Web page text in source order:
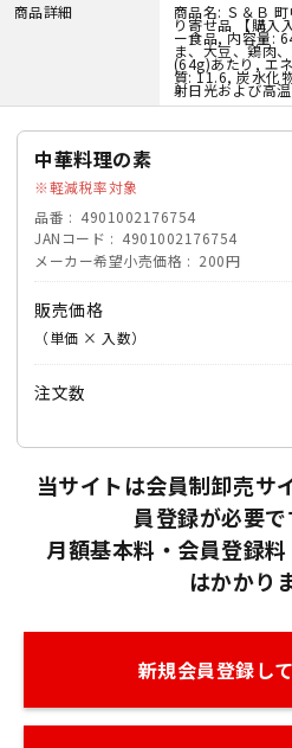
商品詳細
商品名: Ｓ＆Ｂ
り寄せ品 【購入
ー食品, 内容量:
ま、大豆、鶏肉
(64g)あたり, エ
質: 11.6, 炭水化
射日光および高
中華料理の素
軽減税率対象
品番
4901002176754
JANコード
4901002176754
メーカー希望小売価格
200円
販売価格
（単価 × 入数）
注文数
当サイトは会員制卸売サ
員登録が必要で
月額基本料・会員登録
はかかり
新規会員登録し